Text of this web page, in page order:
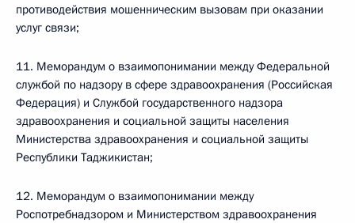
противодействия мошенническим вызовам при оказании
услуг связи;
11. Меморандум о взаимопонимании между Федеральной
службой по надзору в сфере здравоохранения (Российская
Федерация) и Службой государственного надзора
здравоохранения и социальной защиты населения
Министерства здравоохранения и социальной защиты
Республики Таджикистан;
12. Меморандум о взаимопонимании между
Роспотребнадзором и Министерством здравоохранения